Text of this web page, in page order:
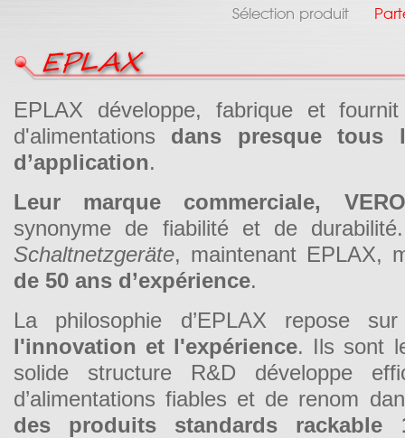
Sélection produit
EPLAX
EPLAX développe, fabrique et
d'alimentations dans presque tous
d’application.
Leur marque commerciale,
synonyme de fiabilité et de
Schaltnetzgeräte, maintenant EPLAX,
de 50 ans d’expérience.
La philosophie d’EPLAX repose
l'innovation et l'expérience. Ils sont
solide structure R&D développe
d’alimentations fiables et de renom
des produits standards rackable